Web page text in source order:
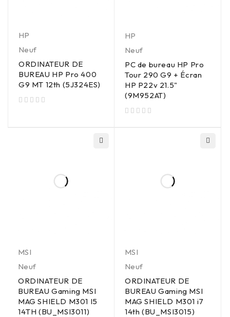
HP
Neuf
ORDINATEUR DE
BUREAU HP Pro 400
G9 MT 12th (5J324ES)
HP
Neuf
PC de bureau HP Pro
Tour 290 G9 + Écran
HP P22v 21.5"
(9M952AT)
MSI
Neuf
ORDINATEUR DE
BUREAU Gaming MSI
MAG SHIELD M301 I5
14TH (BU_MSI3011)
MSI
Neuf
ORDINATEUR DE
BUREAU Gaming MSI
MAG SHIELD M301 i7
14th (BU_MSI3015)